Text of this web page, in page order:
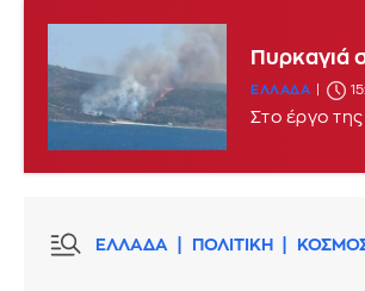
Πυρκαγιά
ΕΛΛΑΔΑ
Στο έργο
ΕΛΛΑΔΑ ΠΟΛΙΤΙΚΗ